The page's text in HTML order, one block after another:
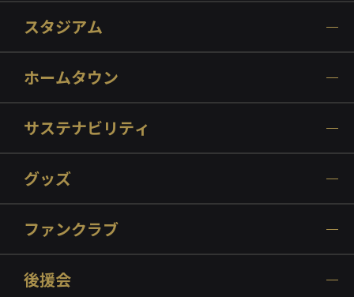
スタジアム
ホームタウン
サステナビリティ
グッズ
ファンクラブ
後援会